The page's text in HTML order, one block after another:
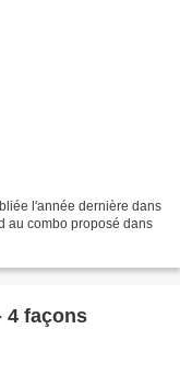
l'année dernière dans
au combo proposé dans
4 façons